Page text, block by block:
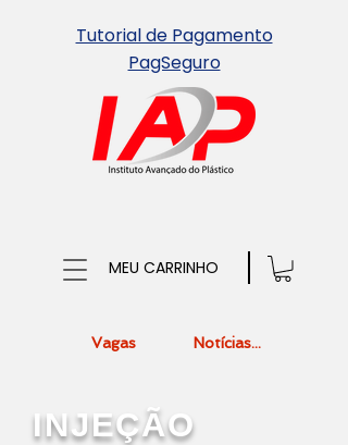
Vagas Notícias...
MEU CARRINHO
Tutorial de Pagamento
PagSeguro
INJEÇÃO